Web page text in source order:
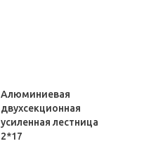
Алюминиевая
двухсекционная
усиленная лестница
2*17